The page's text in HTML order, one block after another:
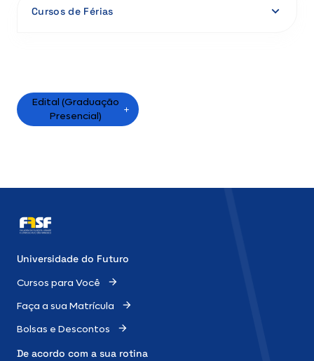
Matricule-se
Cursos de Férias
Edital (Graduação
Presencial)
Universidade do Futuro
Cursos para Você
Faça a sua Matrícula
Bolsas e Descontos
De acordo com a sua rotina